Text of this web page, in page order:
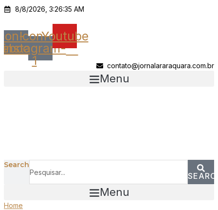
Ir
o
conteúdo
8/8/2026, 3:26:35 AM
Icon-
instagram-
1
Youtube
contato@jornalararaquara.com.br
Menu
Search
Menu
Home